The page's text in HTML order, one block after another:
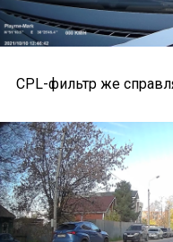
CPL-фильтр же